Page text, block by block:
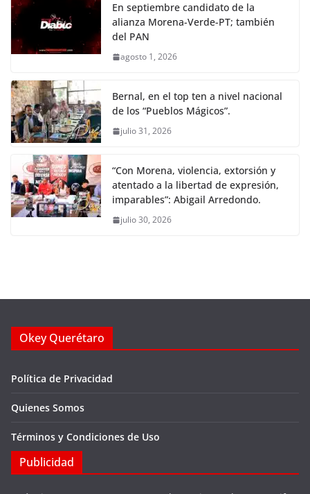
En septiembre candidato de la
alianza Morena-Verde-PT; también
del PAN
agosto 1, 2026
Bernal, en el top ten a nivel nacional
de los “Pueblos Mágicos”.
julio 31, 2026
“Con Morena, violencia, extorsión y
atentado a la libertad de expresión,
imparables”: Abigail Arredondo.
julio 30, 2026
Okey Querétaro
Política de Privacidad
Quienes Somos
Términos y Condiciones de Uso
Publicidad